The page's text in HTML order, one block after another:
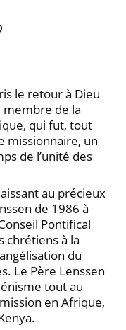
le retour à Dieu
membre de la
qui fut, tout
missionnaire, un
de l’unité des
au précieux
de 1986 à
Pontifical
chrétiens à la
du
Le Père Lenssen
tout au
en Afrique,